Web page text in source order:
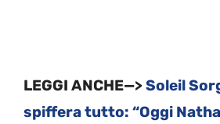
LEGGI ANCHE—>Soleil
spiffera tutto: “Oggi